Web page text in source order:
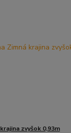
zvyšok 0,93m